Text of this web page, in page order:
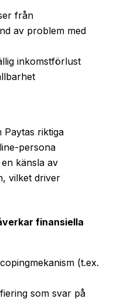
från
av problem med
inkomstförlust
Paytas riktiga
persona
känsla av
vilket driver
finansiella
(t.ex.
som svar på